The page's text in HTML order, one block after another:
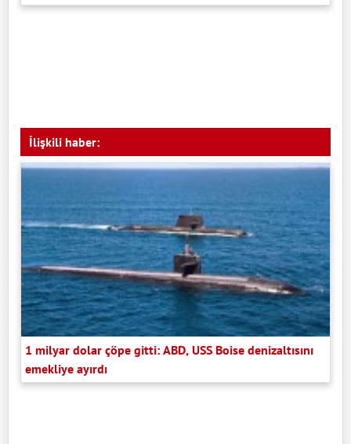
İlişkili haber:
1 milyar dolar çöpe gitti: ABD, USS Boise denizaltısını
emekliye ayırdı